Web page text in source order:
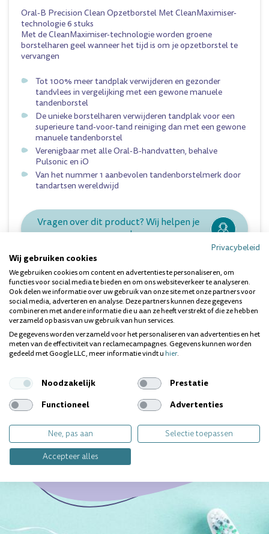
Oral-B Precision Clean Opzetborstel Met CleanMaximiser-
technologie 6 stuks
Met de CleanMaximiser-technologie worden groene
borstelharen geel wanneer het tijd is om je opzetborstel te
vervangen
Tot 100% meer tandplak verwijderen en gezonder
tandvlees in vergelijking met een gewone manuele
tandenborstel
De unieke borstelharen verwijderen tandplak voor een
superieure tand-voor-tand reiniging dan met een gewone
manuele tandenborstel
Verenigbaar met alle Oral-B-handvatten, behalve
Pulsonic en iO
Van het nummer 1 aanbevolen tandenborstelmerk door
tandartsen wereldwijd
Vragen over dit product? Wij helpen je
graag!
een specifieke vraag?
Wij geven jou graag
persoonlijk antwoord.
Contact opnemen
Privacybeleid
Wij gebruiken cookies
We gebruiken cookies om content en advertenties te personaliseren, om
functies voor social media te bieden en om ons websiteverkeer te analyseren.
Ook delen we informatie over uw gebruik van onze site met onze partners voor
social media, adverteren en analyse. Deze partners kunnen deze gegevens
combineren met andere informatie die u aan ze heeft verstrekt of die ze hebben
verzameld op basis van uw gebruik van hun services.
De gegevens worden verzameld voor het personaliseren van advertenties en het
meten van de effectiviteit van reclamecampagnes. Gegevens kunnen worden
gedeeld met Google LLC, meer informatie vindt uhier.
Noodzakelijk
Prestatie
Functioneel
Advertenties
Nee, pas aan
Selectie toepassen
Accepteer alles